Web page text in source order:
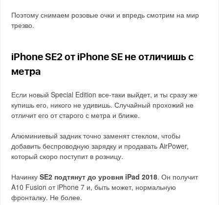
Поэтому снимаем розовые очки и впредь смотрим на мир
трезво.
iPhone SE2 от iPhone SE не отличишь с
метра
Если новый Special Edition все-таки выйдет, и ты сразу же
купишь его, никого не удивишь. Случайный прохожий не
отличит его от старого с метра и ближе.
Алюминиевый задник точно заменят стеклом, чтобы
добавить беспроводную зарядку и продавать AirPower,
который скоро поступит в розницу.
НачинкуSE2 подтянут до уровня iPad 2018. Он получит
A10 Fusion от iPhone 7 и, быть может, нормальную
фронталку. Не более.